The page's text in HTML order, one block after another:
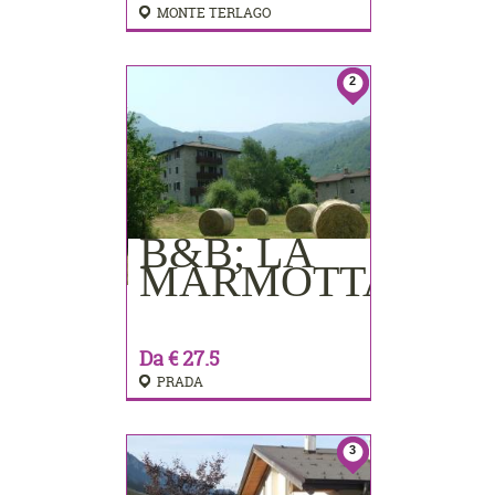
MONTE TERLAGO
2
B&B; LA
MARMOTTA
Da € 27.5
PRADA
PRENOTA
3